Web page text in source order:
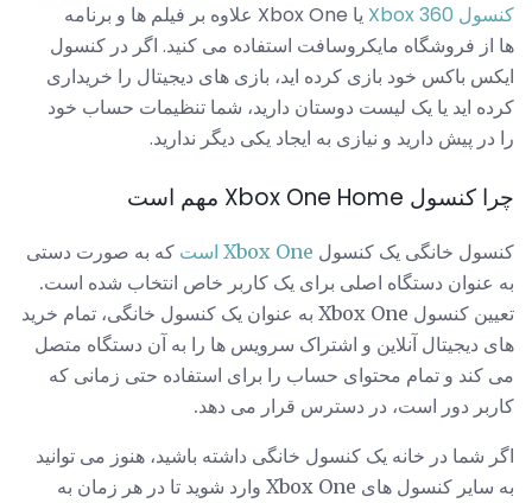
کنسول Xbox 360
یا Xbox One علاوه بر فیلم ها و برنامه
ها از فروشگاه مایکروسافت استفاده می کنید. اگر در کنسول
ایکس باکس خود بازی کرده اید، بازی های دیجیتال را خریداری
کرده اید یا یک لیست دوستان دارید، شما تنظیمات حساب خود
را در پیش دارید و نیازی به ایجاد یکی دیگر ندارید.
چرا کنسول Xbox One Home مهم است
کنسول خانگی یک کنسول Xbox One است
که به صورت دستی
به عنوان دستگاه اصلی برای یک کاربر خاص انتخاب شده است.
تعیین کنسول Xbox One به عنوان یک کنسول خانگی، تمام خرید
های دیجیتال آنلاین و اشتراک سرویس ها را به آن دستگاه متصل
می کند و تمام محتوای حساب را برای استفاده حتی زمانی که
کاربر دور است، در دسترس قرار می دهد.
اگر شما در خانه یک کنسول خانگی داشته باشید، هنوز می توانید
به سایر کنسول های Xbox One وارد شوید تا در هر زمان به